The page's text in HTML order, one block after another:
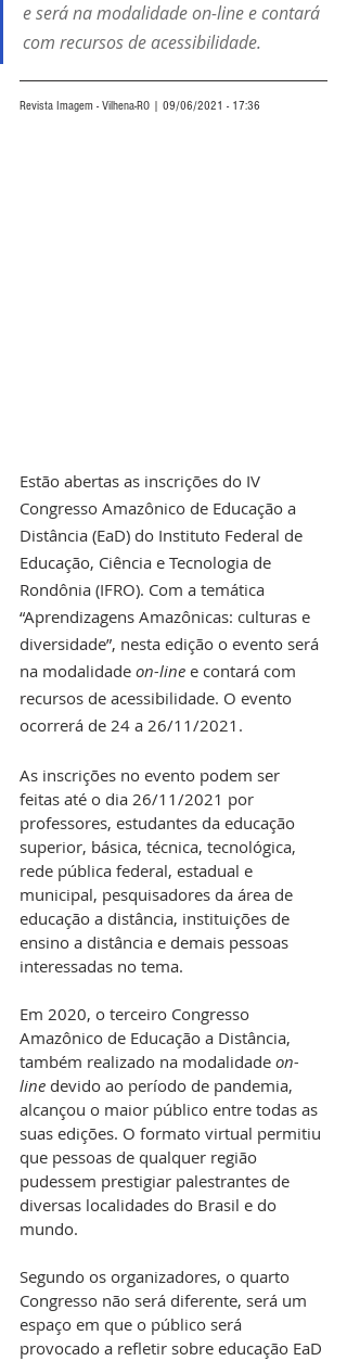
e será na modalidade on-line e contará
com recursos de acessibilidade.
Revista Imagem - Vilhena-RO | 09/06/2021 - 17:36
Estão abertas as inscrições do IV
Congresso Amazônico de Educação a
Distância (EaD) do Instituto Federal de
Educação, Ciência e Tecnologia de
Rondônia (IFRO). Com a temática
“Aprendizagens Amazônicas: culturas e
diversidade”, nesta edição o evento será
na modalidade on-line e contará com
recursos de acessibilidade. O evento
ocorrerá de 24 a 26/11/2021.
As inscrições no evento podem ser
feitas até o dia 26/11/2021 por
professores, estudantes da educação
superior, básica, técnica, tecnológica,
rede pública federal, estadual e
municipal, pesquisadores da área de
educação a distância, instituições de
ensino a distância e demais pessoas
interessadas no tema.
Em 2020, o terceiro Congresso
Amazônico de Educação a Distância,
também realizado na modalidade on-
line devido ao período de pandemia,
alcançou o maior público entre todas as
suas edições. O formato virtual permitiu
que pessoas de qualquer região
pudessem prestigiar palestrantes de
diversas localidades do Brasil e do
mundo.
Segundo os organizadores, o quarto
Congresso não será diferente, será um
espaço em que o público será
provocado a refletir sobre educação EaD